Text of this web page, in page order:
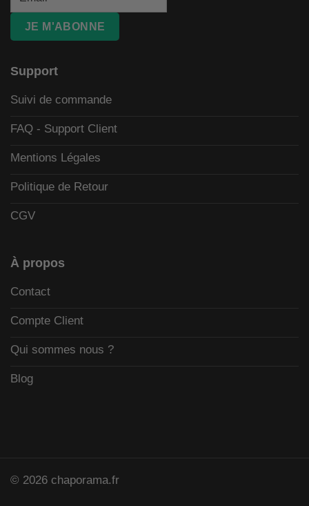
JE M'ABONNE
Support
Suivi de commande
FAQ - Support Client
Mentions Légales
Politique de Retour
CGV
À propos
Contact
Compte Client
Qui sommes nous ?
Blog
© 2026 chaporama.fr